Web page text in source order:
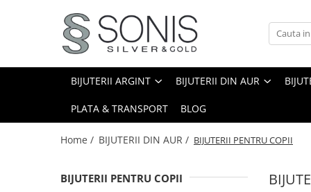
BIJUTERII ARGINT
LANTURI TIP ROZARIU
BIJUTERII DIN AUR
Lanturi pentru EL
BIJUTERII DIN OTEL
ICOANE ARGINTATE
ICOANE ORTODOXEBIJUTERII ARGINT BIJUTERII DIN AUR
PLATA & TRANSPORT BLOG
Home / BIJUTERII DIN AUR / BIJUTERII PENTRU COPII
BIJUTERII PENTRU COPII